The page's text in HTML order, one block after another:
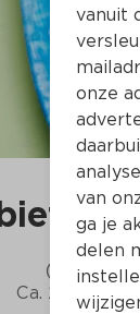
Ca. 20 Min
vanuit
onze
van
ga je
delen